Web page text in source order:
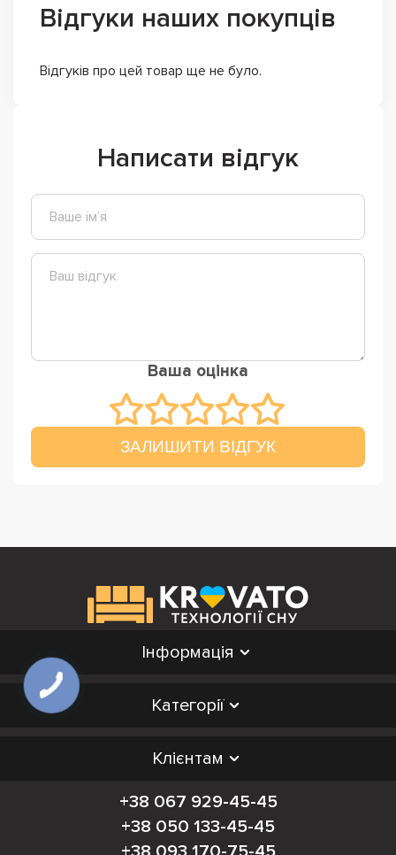
Відгуки наших покупців
Відгуків про цей товар ще не було.
Написати відгук
Ваша оцінка
ЗАЛИШИТИ ВІДГУК
Інформація
Категорії
Клієнтам
+38 067 929-45-45
+38 050 133-45-45